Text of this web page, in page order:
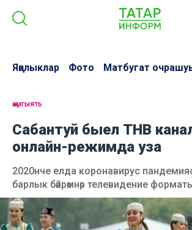
Яңалыклар Фото Матбугат
җәмгыять
Сабантуй быел ТНВ
онлайн-режимда уза
2020нче елда коронавирус
барлык бәйрәмнәр телевидение